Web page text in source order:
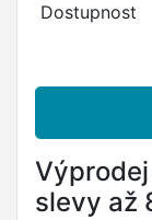
Dostupnost
slevy až